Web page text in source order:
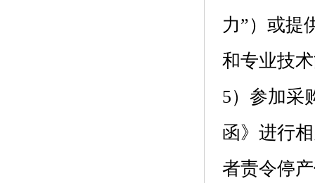
力”）或提
和专业技
5）参加采
函》进行
者责令停